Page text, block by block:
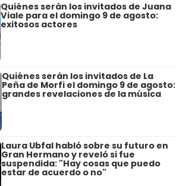
Quiénes serán los invitados de Juana
Viale para el domingo 9 de agosto:
exitosos actores
Quiénes serán los invitados de La
Peña de Morfi el domingo 9 de agosto:
grandes revelaciones de la música
Laura Ubfal habló sobre su futuro en
Gran Hermano y reveló si fue
suspendida: "Hay cosas que puedo
estar de acuerdo o no"